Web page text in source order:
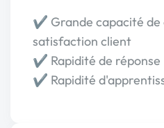
✔️ Grande capacité de
satisfaction client
✔️ Rapidité de réponse
✔️ Rapidité